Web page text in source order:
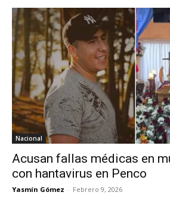
Nacional
Acusan fallas médicas en
con hantavirus en Penco
Yasmín Gómez - Febrero 9, 2026